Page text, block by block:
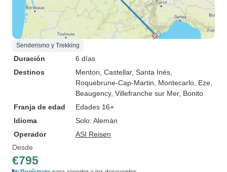
Senderismo y Trekking
Duración
6 días
Destinos
Menton , Castellar, Santa Inés
Roquebrune-Cap-Martin , Montecarlo , Eze
Beaugency, Villefranche sur Mer, Bonito
Franja de edad
Edades 16+
Idioma
Solo: Alemán
Operador
ASI Reisen
Desde
€795